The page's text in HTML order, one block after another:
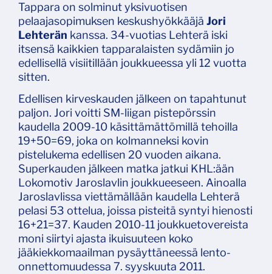
Tappara on solminut yksivuotisen
pelaajasopimuksen keskushyökkääjä Jori
Lehterän kanssa. 34-vuotias Lehterä iski
itsensä kaikkien tapparalaisten sydämiin jo
edellisellä visiitillään joukkueessa yli 12 vuotta
sitten.
Edellisen kirveskauden jälkeen on tapahtunut
paljon. Jori voitti SM-liigan pistepörssin
kaudella 2009-10 käsittämättömillä tehoilla
19+50=69, joka on kolmanneksi kovin
pistelukema edellisen 20 vuoden aikana.
Superkauden jälkeen matka jatkui KHL:ään
Lokomotiv Jaroslavlin joukkueeseen. Ainoalla
Jaroslavlissa viettämällään kaudella Lehterä
pelasi 53 ottelua, joissa pisteitä syntyi hienosti
16+21=37. Kauden 2010-11 joukkuetovereista
moni siirtyi ajasta ikuisuuteen koko
jääkiekkomaailman pysäyttäneessä lento-
onnettomuudessa 7. syyskuuta 2011.